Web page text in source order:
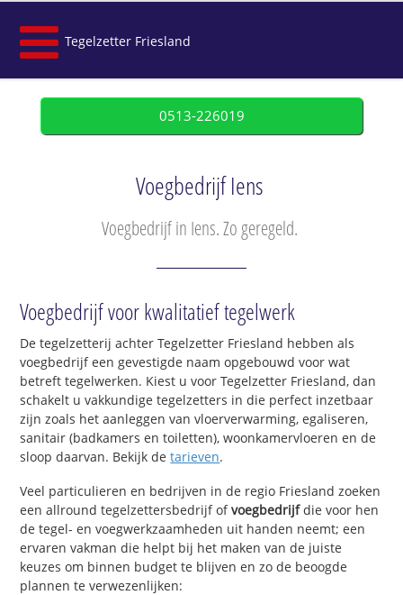
Tegelzetter Friesland
0513-226019
Voegbedrijf Iens
Voegbedrijf in Iens. Zo geregeld.
Voegbedrijf voor kwalitatief tegelwerk
De tegelzetterij achter Tegelzetter Friesland hebben als
voegbedrijf een gevestigde naam opgebouwd voor wat
betreft tegelwerken. Kiest u voor Tegelzetter Friesland, dan
schakelt u vakkundige tegelzetters in die perfect inzetbaar
zijn zoals het aanleggen van vloerverwarming, egaliseren,
sanitair (badkamers en toiletten), woonkamervloeren en de
sloop daarvan. Bekijk detarieven.
Veel particulieren en bedrijven in de regio Friesland zoeken
een allround tegelzettersbedrijf ofvoegbedrijfdie voor hen
de tegel- en voegwerkzaamheden uit handen neemt; een
ervaren vakman die helpt bij het maken van de juiste
keuzes om binnen budget te blijven en zo de beoogde
plannen te verwezenlijken: